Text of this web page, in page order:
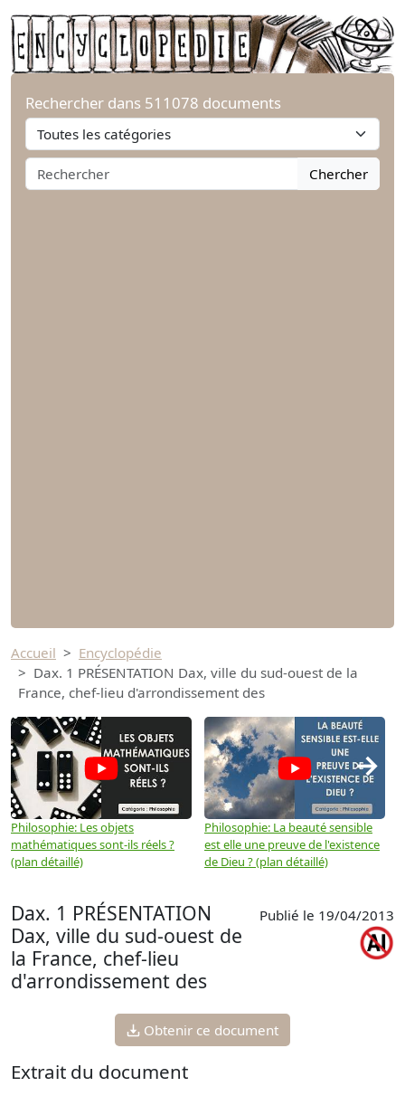
Rechercher dans 511078 documents
Chercher
Accueil
Encyclopédie
Dax. 1 PRÉSENTATION Dax, ville du sud-ouest de la
France, chef-lieu d'arrondissement des
Philosophie: Les objets
mathématiques sont-ils réels ?
(plan détaillé)
Philosophie: La beauté sensible
est elle une preuve de l'existence
de Dieu ? (plan détaillé)
→
Dax. 1 PRÉSENTATION
Dax, ville du sud-ouest de
la France, chef-lieu
d'arrondissement des
Publié le 19/04/2013
Obtenir ce document
Extrait du document